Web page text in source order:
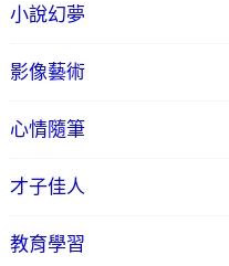
小說幻夢
影像藝術
心情隨筆
才子佳人
教育學習